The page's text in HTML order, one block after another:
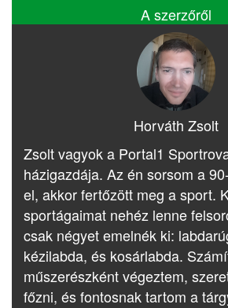
A szerzőről
Horváth Zsolt
Zsolt vagyok a Portal1
házigazdája. Az én sorsom a
el, akkor fertőzött meg a sport.
sportágaimat nehéz lenne
csak négyet emelnék ki:
kézilabda, és kosárlabda.
műszerészként végeztem,
főzni, és fontosnak tartom a